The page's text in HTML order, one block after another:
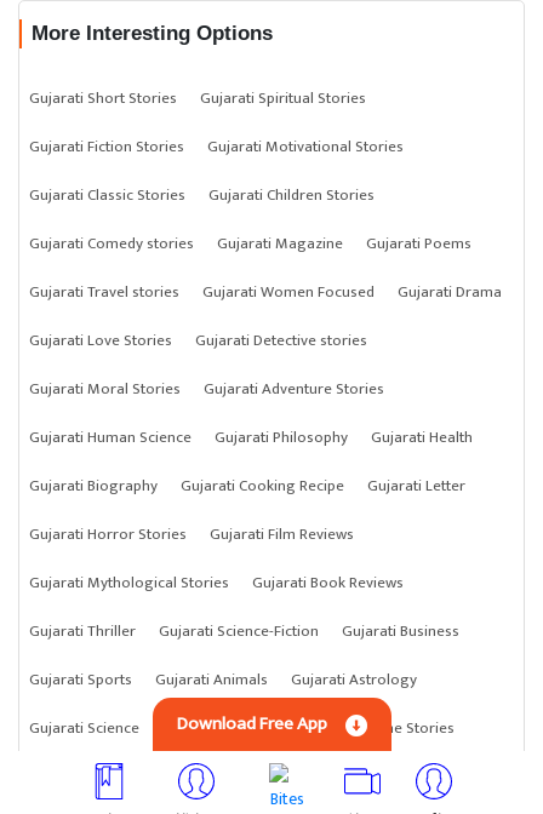
More Interesting Options
Gujarati Short Stories
Gujarati Spiritual Stories
Gujarati Fiction Stories
Gujarati Motivational Stories
Gujarati Classic Stories
Gujarati Children Stories
Gujarati Comedy stories
Gujarati Magazine
Gujarati Poems
Gujarati Travel stories
Gujarati Women Focused
Gujarati Drama
Gujarati Love Stories
Gujarati Detective stories
Gujarati Moral Stories
Gujarati Adventure Stories
Gujarati Human Science
Gujarati Philosophy
Gujarati Health
Gujarati Biography
Gujarati Cooking Recipe
Gujarati Letter
Gujarati Horror Stories
Gujarati Film Reviews
Gujarati Mythological Stories
Gujarati Book Reviews
Gujarati Thriller
Gujarati Science-Fiction
Gujarati Business
Gujarati Sports
Gujarati Animals
Gujarati Astrology
Gujarati Science
Gujarati Anything Gujarati Crime Stories
Download Free App